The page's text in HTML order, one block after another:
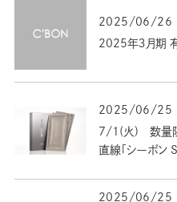
2025/06/26
2025年３月期
2025/06/25
7/1(火) 数量
直線「シーボン
2025/06/25